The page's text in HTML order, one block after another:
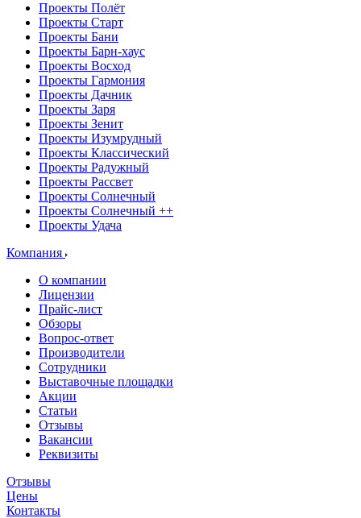
Проекты Полёт
Проекты Старт
Проекты Бани
Проекты Барн-хаус
Проекты Восход
Проекты Гармония
Проекты Дачник
Проекты Заря
Проекты Зенит
Проекты Изумрудный
Проекты Классический
Проекты Радужный
Проекты Рассвет
Проекты Солнечный
Проекты Солнечный ++
Проекты Удача
Компания
О компании
Лицензии
Прайс-лист
Обзоры
Вопрос-ответ
Производители
Сотрудники
Выставочные площадки
Акции
Статьи
Отзывы
Вакансии
Реквизиты
Отзывы
Цены
Контакты